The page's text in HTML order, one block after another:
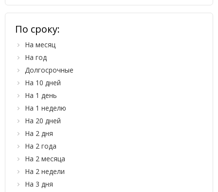
По сроку:
На месяц
На год
Долгосрочные
На 10 дней
На 1 день
На 1 неделю
На 20 дней
На 2 дня
На 2 года
На 2 месяца
На 2 недели
На 3 дня